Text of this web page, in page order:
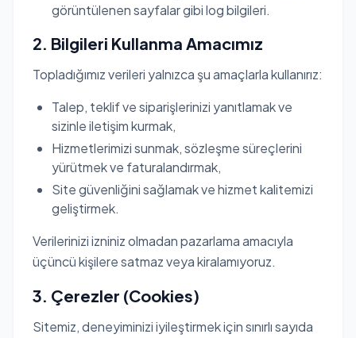
görüntülenen sayfalar gibi log bilgileri.
2. Bilgileri Kullanma Amacımız
Topladığımız verileri yalnızca şu amaçlarla kullanırız:
Talep, teklif ve siparişlerinizi yanıtlamak ve
sizinle iletişim kurmak,
Hizmetlerimizi sunmak, sözleşme süreçlerini
yürütmek ve faturalandırmak,
Site güvenliğini sağlamak ve hizmet kalitemizi
geliştirmek.
Verilerinizi izniniz olmadan pazarlama amacıyla
üçüncü kişilere satmaz veya kiralamıyoruz.
3. Çerezler (Cookies)
Sitemiz, deneyiminizi iyileştirmek için sınırlı sayıda